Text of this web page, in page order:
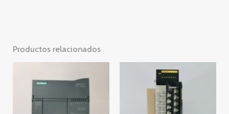
Productos relacionados